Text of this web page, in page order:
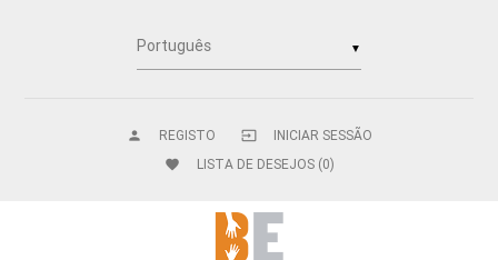
▼
REGISTO
person INICIAR SESSÃO
input
favorite
LISTA DE DESEJOS (0)